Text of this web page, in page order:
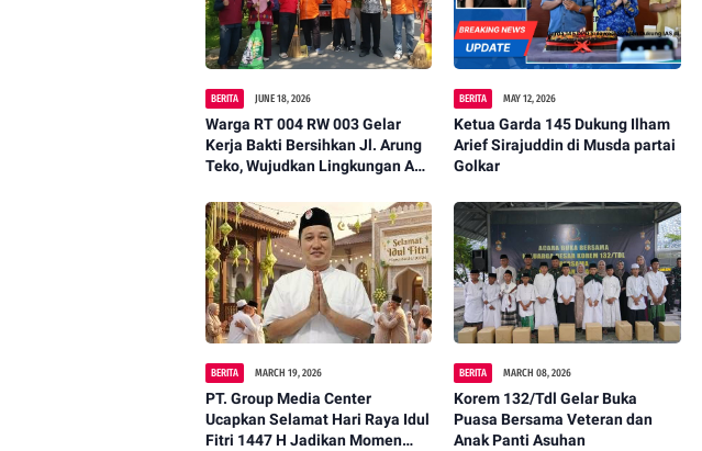
BERITA JUNE 18, 2026
Warga RT 004 RW 003 Gelar
Kerja Bakti Bersihkan Jl. Arung
Teko, Wujudkan Lingkungan Asri
BERITA MAY 12, 2026
Ketua Garda 145 Dukung Ilham
Arief Sirajuddin di Musda partai
Golkar
BERITA MARCH 19, 2026
PT. Group Media Center
Ucapkan Selamat Hari Raya Idul
Fitri 1447 H Jadikan Momen
BERITA MARCH 08, 2026
Korem 132/Tdl Gelar Buka
Puasa Bersama Veteran dan
Anak Panti Asuhan